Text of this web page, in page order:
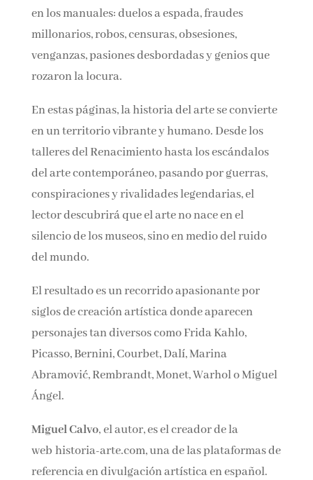
en los manuales: duelos a espada, fraudes
millonarios, robos, censuras, obsesiones,
venganzas, pasiones desbordadas y genios que
rozaron la locura.
En estas páginas, la historia del arte se
convierte en un territorio vibrante y humano.
Desde los talleres del Renacimiento hasta los
escándalos del arte contemporáneo, pasando
por guerras, conspiraciones y rivalidades
legendarias, el lector descubrirá que el arte no
nace en el silencio de los museos, sino en medio
del ruido del mundo.
El resultado es un recorrido apasionante por
siglos de creación artística donde aparecen
personajes tan diversos como Frida Kahlo,
Picasso, Bernini, Courbet, Dalí, Marina
Abramović, Rembrandt, Monet, Warhol o
Miguel Ángel.
Miguel Calvo, el autor, es el creador de la
web historia-arte.com, una de las plataformas
de referencia en divulgación artística en
Por favor, acepta lostérminos y condiciones